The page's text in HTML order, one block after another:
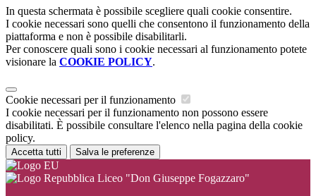
In questa schermata è possibile scegliere quali cookie consentire.
I cookie necessari sono quelli che consentono il funzionamento della
piattaforma e non è possibile disabilitarli.
Per conoscere quali sono i cookie necessari al funzionamento potete
visionare la COOKIE POLICY.
Cookie necessari per il funzionamento
I cookie necessari per il funzionamento non possono essere
disabilitati. È possibile consultare l'elenco nella pagina della cookie
policy.
Accetta tutti Salva le preferenze
Liceo "Don Giuseppe Fogazzaro"